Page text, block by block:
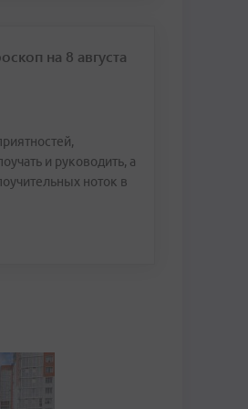
на 8 августа
и руководить, а
ноток в